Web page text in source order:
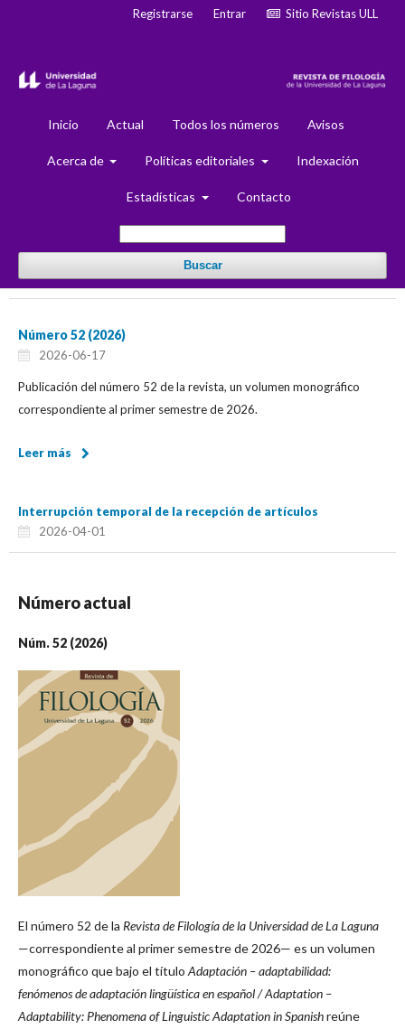
Inicio Actual Todos los números Avisos
Acerca de Políticas editoriales Indexación
Estadísticas Contacto
Buscar
Registrarse Entrar Sitio Revistas ULL
Número 52 (2026)
2026-06-17
Publicación del número 52 de la revista, un volumen monográfico
correspondiente al primer semestre de 2026.
Leer más
Interrupción temporal de la recepción de artículos
2026-04-01
Número actual
Núm. 52 (2026)
El número 52 de la Revista de Filología de la Universidad de La Laguna
—correspondiente al primer semestre de 2026— es un volumen
monográfico que bajo el título Adaptación – adaptabilidad:
fenómenos de adaptación lingüística en español / Adaptation –
Adaptability: Phenomena of Linguistic Adaptation in Spanishreúne